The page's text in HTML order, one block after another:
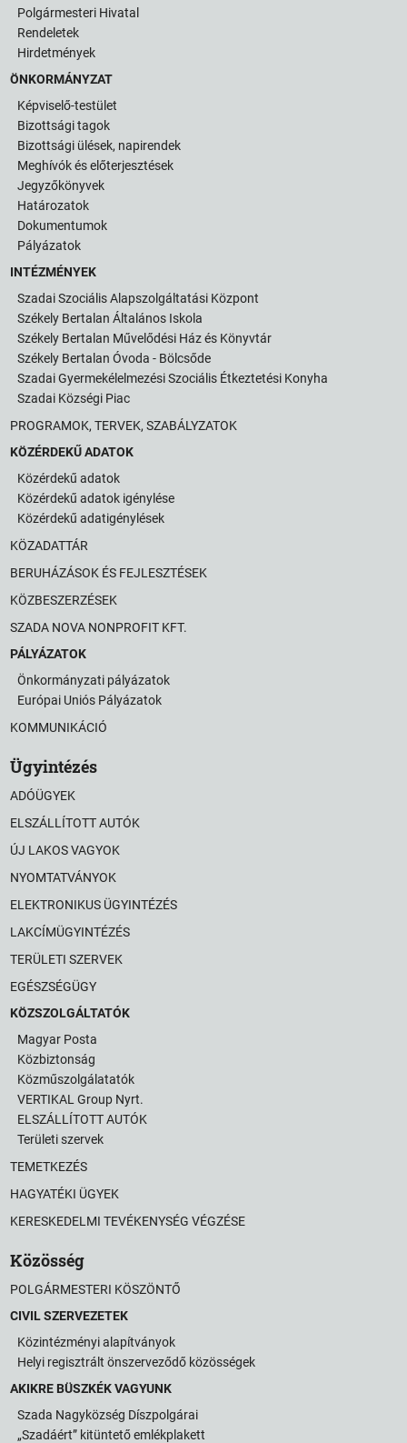
Polgármesteri Hivatal
Rendeletek
Hirdetmények
ÖNKORMÁNYZAT
Képviselő-testület
Bizottsági tagok
Bizottsági ülések, napirendek
Meghívók és előterjesztések
Jegyzőkönyvek
Határozatok
Dokumentumok
Pályázatok
INTÉZMÉNYEK
Szadai Szociális Alapszolgáltatási Központ
Székely Bertalan Általános Iskola
Székely Bertalan Művelődési Ház és Könyvtár
Székely Bertalan Óvoda - Bölcsőde
Szadai Gyermekélelmezési Szociális Étkeztetési Konyha
Szadai Községi Piac
PROGRAMOK, TERVEK, SZABÁLYZATOK
KÖZÉRDEKŰ ADATOK
Közérdekű adatok
Közérdekű adatok igénylése
Közérdekű adatigénylések
KÖZADATTÁR
BERUHÁZÁSOK ÉS FEJLESZTÉSEK
KÖZBESZERZÉSEK
SZADA NOVA NONPROFIT KFT.
PÁLYÁZATOK
Önkormányzati pályázatok
Európai Uniós Pályázatok
KOMMUNIKÁCIÓ
Ügyintézés
ADÓÜGYEK
ELSZÁLLÍTOTT AUTÓK
ÚJ LAKOS VAGYOK
NYOMTATVÁNYOK
ELEKTRONIKUS ÜGYINTÉZÉS
LAKCÍMÜGYINTÉZÉS
TERÜLETI SZERVEK
EGÉSZSÉGÜGY
KÖZSZOLGÁLTATÓK
Magyar Posta
Közbiztonság
Közműszolgálatatók
VERTIKAL Group Nyrt.
ELSZÁLLÍTOTT AUTÓK
Területi szervek
TEMETKEZÉS
HAGYATÉKI ÜGYEK
KERESKEDELMI TEVÉKENYSÉG VÉGZÉSE
Közösség
POLGÁRMESTERI KÖSZÖNTŐ
CIVIL SZERVEZETEK
Közintézményi alapítványok
Helyi regisztrált önszerveződő közösségek
AKIKRE BÜSZKÉK VAGYUNK
Szada Nagyközség Díszpolgárai
„Szadáért” kitüntető emlékplakett